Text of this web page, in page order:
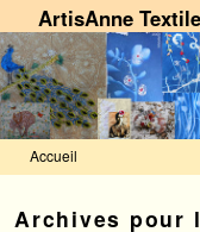
ArtisAnne Textile
Accueil
Archives pour